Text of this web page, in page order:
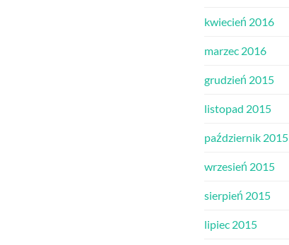
kwiecień 2016
marzec 2016
grudzień 2015
listopad 2015
październik 2015
wrzesień 2015
sierpień 2015
lipiec 2015